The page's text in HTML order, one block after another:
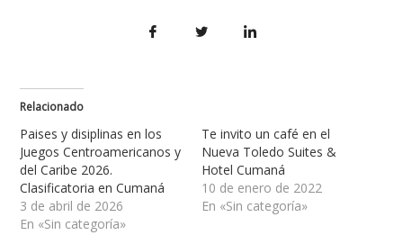
Relacionado
Paises y disiplinas en los
Juegos Centroamericanos y
del Caribe 2026.
Clasificatoria en Cumaná
3 de abril de 2026
En «Sin categoría»
Te invito un café en el
Nueva Toledo Suites &
Hotel Cumaná
10 de enero de 2022
En «Sin categoría»